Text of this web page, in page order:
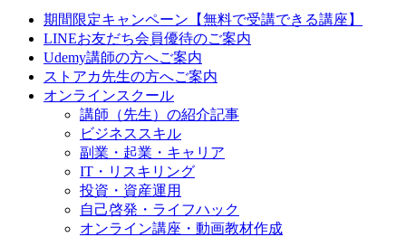
期間限定キャンペーン【無料で受講できる講座】
LINEお友だち会員優待のご案内
Udemy講師の方へご案内
ストアカ先生の方へご案内
オンラインスクール
講師（先生）の紹介記事
ビジネススキル
副業・起業・キャリア
IT・リスキリング
投資・資産運用
自己啓発・ライフハック
オンライン講座・動画教材作成